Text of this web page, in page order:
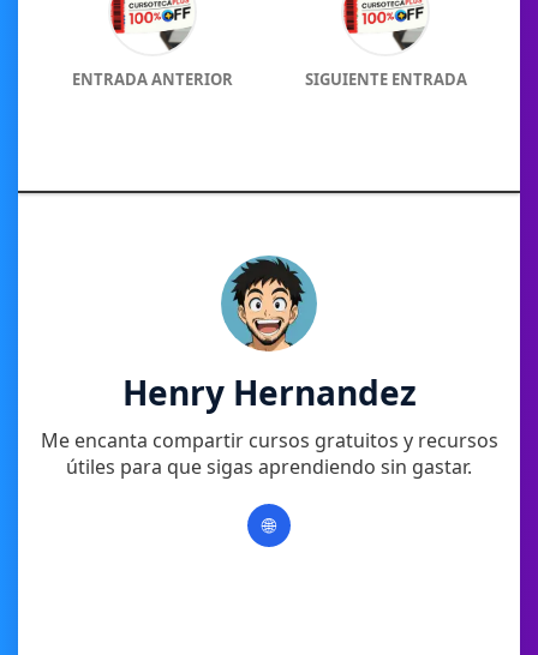
ENTRADA ANTERIOR SIGUIENTE ENTRADA
Henry Hernandez
Me encanta compartir cursos gratuitos y recursos
útiles para que sigas aprendiendo sin gastar.
🌐